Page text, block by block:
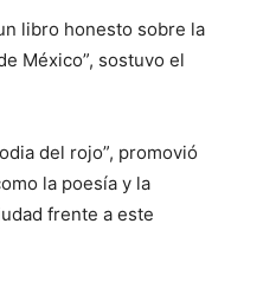
libro honesto sobre la
México”, sostuvo el
del rojo”, promovió
la poesía y la
frente a este